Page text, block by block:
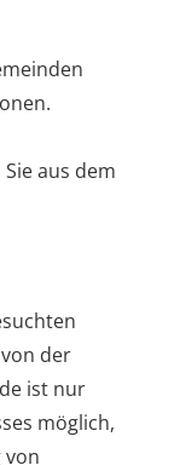
aus dem
der
ist nur
möglich,
von